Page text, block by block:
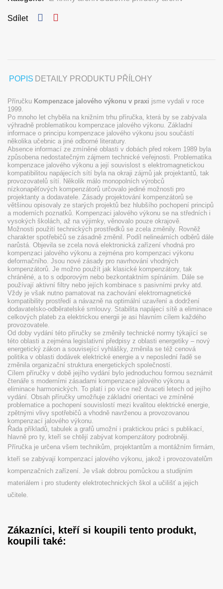
Sdílet
POPIS DETAILY PRODUKTU PŘÍLOHY
Příručku Kompenzace jalového výkonu v praxi jsme vydali v roce
1999.
Po mnoho let chyběla na knižním trhu příručka, která by se zabývala
výhradně problematikou kompenzace jalového výkonu. Základní
informace o principu kompenzace jalového výkonu jsou součástí
několika učebnic a jiné odborné literatury.
Absence informací ze zmíněné oblasti v dobách před rokem 1989 byla
způsobena nedostatečným zájmem technické veřejnosti. Problematika
kompenzace jalového výkonu a její souvislost s elektromagnetickou
kompatibilitou napájecích sítí byla na okraji zájmů jak projektantů, tak
provozovatelů sítí. Několik málo monopolních výrobců
nízkonapěťových kompenzátorů určovalo jediné možnosti pro
projektanty a dodavatele. Zásady projektování kompenzátorů se
většinou opisovaly ze starých projektů bez hlubšího pochopení principů
a moderních poznatků. Kompenzaci jalového výkonu se na středních i
vysokých školách, až na výjimky, věnovalo pouze okrajově.
Možnosti použití technických prostředků se zcela změnily. Rovněž
charakter spotřebičů se zásadně změnil. Podíl nelineárních odběrů dále
narůstá. Objevila se zcela nová elektronická zařízení vhodná pro
kompenzaci jalového výkonu a zejména pro kompenzaci výkonu
deformačního. Jsou nové zásady pro navrhování vhodných
kompenzátorů. Je možno použít jak klasické kompenzátory, tak
chráněné, a to s odporovým nebo bezkontaktním spínáním. Dále se
používají aktivní filtry nebo jejích kombinace s pasivními prvky atd.
Vždy je však nutno pamatovat na zachování elektromagnetické
kompatibility prostředí a návazně na optimální uzavření a dodržení
dodavatelsko-odběratelské smlouvy. Stabilita napájecí sítě a eliminace
celkových plateb za elektrickou energii je asi hlavním cílem každého
provozovatele.
Od doby vydání této příručky se změnily technické normy týkající se
této oblasti a zejména legislativní předpisy z oblasti energetiky – nový
energetický zákon a související vyhlášky, změnila se též cenová
politika v oblasti dodávek elektrické energie a v neposlední řadě se
změnila organizační struktura energetických společností.
Cílem příručky v době jejího vydání bylo jednoduchou formou seznámit
čtenáře s moderními zásadami kompenzace jalového výkonu a
eliminace harmonických. To platí i po více než dvaceti letech od jejího
vydání. Obsah příručky umožňuje základní orientaci ve zmíněné
problematice a pochopení souvislostí mezi kvalitou elektrické energie,
zpětnými vlivy spotřebičů a vhodně navrženou a provozovanou
kompenzací jalového výkonu.
Řada příkladů, tabulek a grafů umožní i praktickou práci s publikací,
hlavně pro ty, kteří se chtějí zabývat kompenzátory podrobněji.
Příručka je určena všem technikům, projektantům a montážním firmám,
kteří se zabývají kompenzací jalového výkonu, jakož i provozovatelům
kompenzačních zařízení. Je však dobrou pomůckou a studijním
materiálem i pro studenty elektrotechnických škol a učilišť a jejich
učitele.
Zákazníci, kteří si koupili tento produkt,
koupili také: